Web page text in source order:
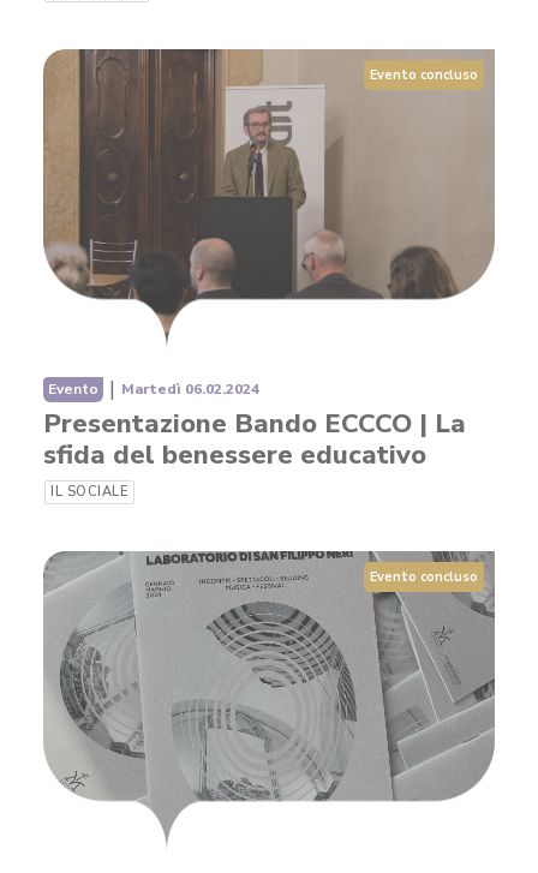
Evento concluso
Evento | Martedì 06.02.2024
Presentazione Bando ECCCO | La
sfida del benessere educativo
IL SOCIALE
Evento concluso